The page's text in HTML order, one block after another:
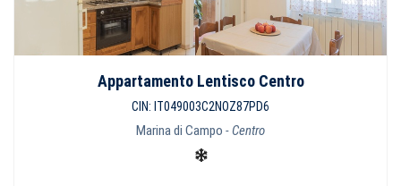
Appartamento Lentisco Centro
CIN: IT049003C2NOZ87PD6
Marina di Campo - Centro